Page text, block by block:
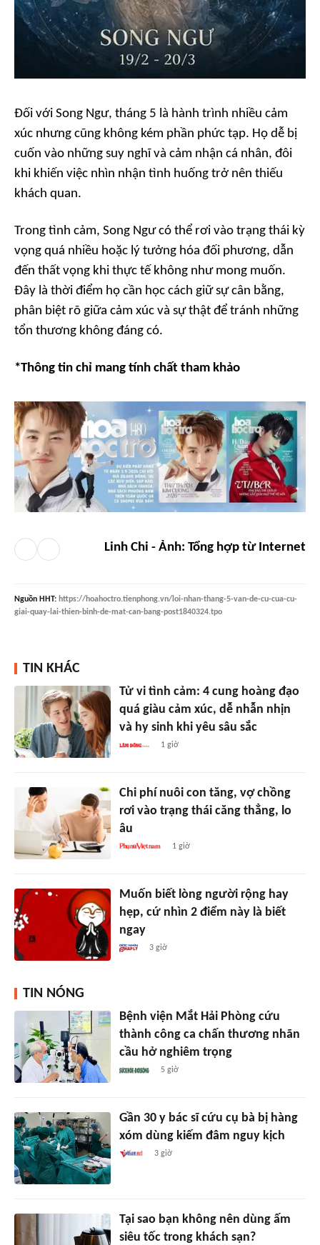
Đối với Song Ngư, tháng 5 là hành trình nhiều cảm
xúc nhưng cũng không kém phần phức tạp. Họ dễ bị
cuốn vào những suy nghĩ và cảm nhận cá nhân, đôi
khi khiến việc nhìn nhận tình huống trở nên thiếu
khách quan.
Trong tình cảm, Song Ngư có thể rơi vào trạng thái kỳ
vọng quá nhiều hoặc lý tưởng hóa đối phương, dẫn
đến thất vọng khi thực tế không như mong muốn.
Đây là thời điểm họ cần học cách giữ sự cân bằng,
phân biệt rõ giữa cảm xúc và sự thật để tránh những
tổn thương không đáng có.
*Thông tin chỉ mang tính chất tham khảo
Linh Chi - Ảnh: Tổng hợp từ Internet
Nguồn HHT: https://hoahoctro.tienphong.vn/loi-nhan-thang-5-van-de-cu-cua-cu-
giai-quay-lai-thien-binh-de-mat-can-bang-post1840324.tpo
TIN KHÁC
Tử vi tình cảm: 4 cung hoàng đạo
quá giàu cảm xúc, dễ nhẫn nhịn
và hy sinh khi yêu sâu sắc
1 giờ
Chi phí nuôi con tăng, vợ chồng
rơi vào trạng thái căng thẳng, lo
âu
1 giờ
Muốn biết lòng người rộng hay
hẹp, cứ nhìn 2 điểm này là biết
ngay
3 giờ
TIN NÓNG
Bệnh viện Mắt Hải Phòng cứu
thành công ca chấn thương nhãn
cầu hở nghiêm trọng
5 giờ
Gần 30 y bác sĩ cứu cụ bà bị hàng
xóm dùng kiếm đâm nguy kịch
3 giờ
Tại sao bạn không nên dùng ấm
siêu tốc trong khách sạn?